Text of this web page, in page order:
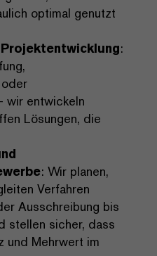
optimal genutzt
:
wir entwickeln
Lösungen, die
: Wir planen,
Verfahren
Ausschreibung bis
stellen sicher, dass
und Mehrwert im